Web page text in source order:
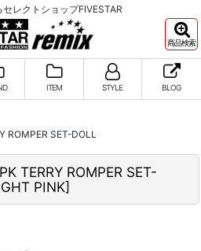
レクトショップFIVESTAR
商品検索
ITEM STYLE BLOG
ROMPER SET-DOLL
TERRY ROMPER SET-
PINK]